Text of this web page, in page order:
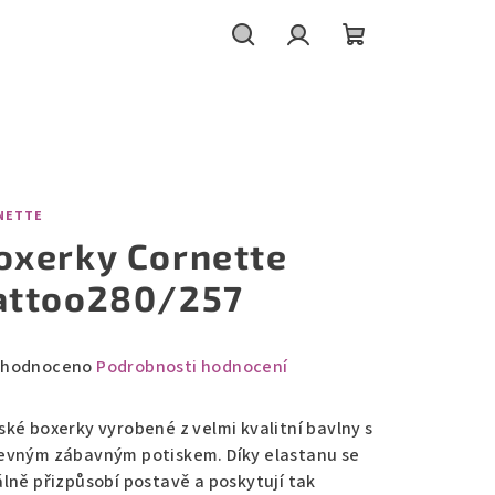
Cornette
257
Podrobnosti hodnocení
boxerky vyrobené z velmi kvalitní bavlny s
zábavným potiskem. Díky elastanu se
přizpůsobí postavě a poskytují tak